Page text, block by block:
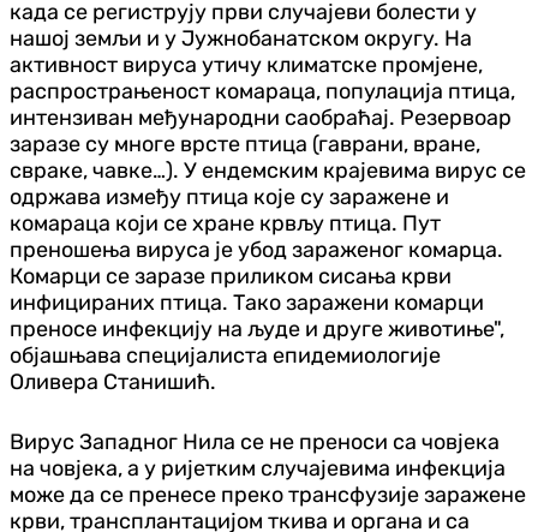
када се региструју први случајеви болести у
нашој земљи и у Јужнобанатском округу. На
активност вируса утичу климатске промјене,
распрострањеност комараца, популација птица,
интензиван међународни саобраћај. Резервоар
заразе су многе врсте птица (гаврани, вране,
свраке, чавке…). У ендемским крајевима вирус се
одржава између птица које су заражене и
комараца који се хране крвљу птица. Пут
преношења вируса је убод зараженог комарца.
Комарци се заразе приликом сисања крви
инфицираних птица. Тако заражени комарци
преносе инфекцију на људе и друге животиње",
објашњава специјалиста епидемиологије
Оливера Станишић.
Вирус Западног Нила се не преноси са човјека
на човјека, а у ријетким случајевима инфекција
може да се пренесе преко трансфузије заражене
крви, трансплантацијом ткива и органа и са